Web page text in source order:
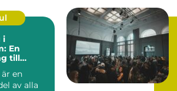
i
En
till
en
av alla